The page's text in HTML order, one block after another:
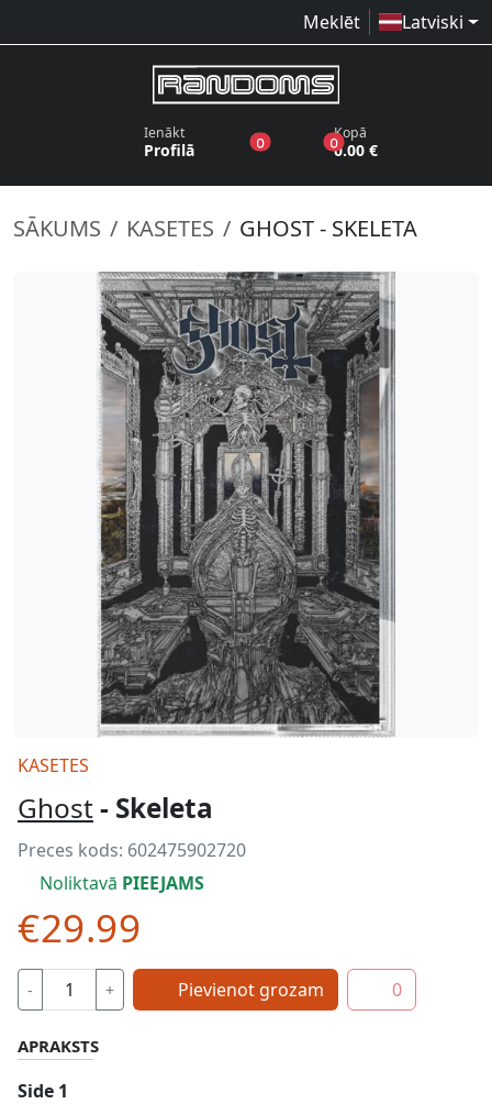
Meklēt Latviski
Ienākt
Profilā 0produkti vēlmju sarakstā
0produkti grozā
Kopā
0.00 €
SĀKUMS KASETES GHOST - SKELETA
KASETES
Ghost- Skeleta
Preces kods: 602475902720
Noliktavā PIEEJAMS
€29.99
- + Pievienot grozam 0
APRAKSTS
Side 1